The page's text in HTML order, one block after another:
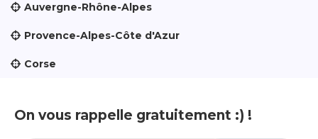
Auvergne-Rhône-Alpes
Provence-Alpes-Côte d'Azur
Corse
On vous rappelle gratuitement :) !